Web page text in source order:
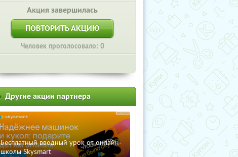
Акция завершилась
ПОВТОРИТЬ АКЦИЮ
Человек проголосовало: 0
Другие акции партнера
Бесплатный вводный урок от онлайн-
школы Skysmart